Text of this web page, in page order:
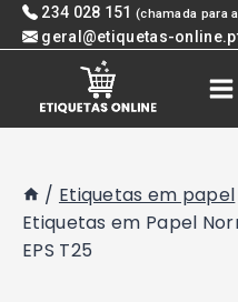
Skip 234 028 151 (chamada para
geral@etiquetas-
/ Etiquetas em papel
Etiquetas em Papel
EPS T25